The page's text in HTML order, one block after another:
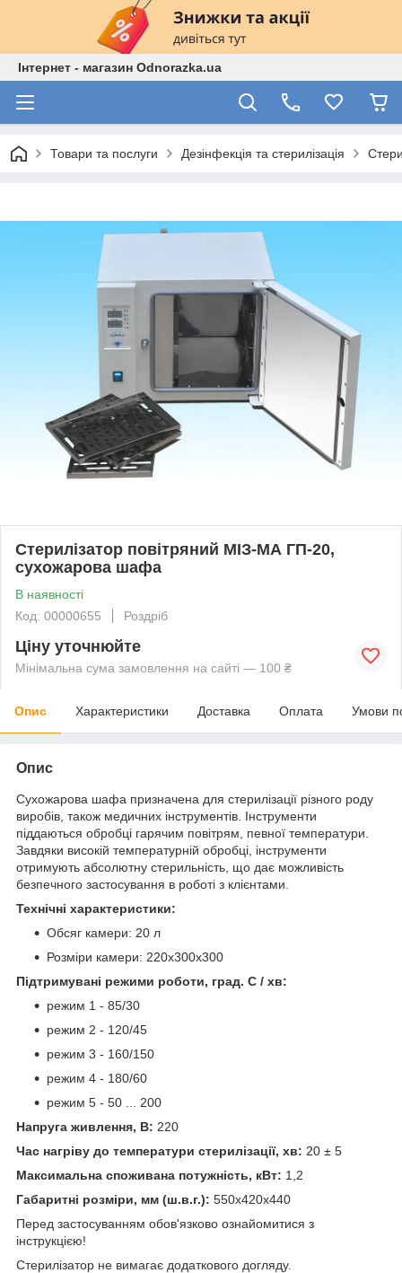
Інтернет - магазин Odnorazka.ua
Товари та послуги Дезінфекція та стерилізація
Стерилізатор повітряний МІЗ-МА ГП-20,
сухожарова шафа
В наявності
Код: 00000655
Роздріб
Ціну уточнюйте
Мінімальна сума замовлення на сайті — 100 ₴
Опис Характеристики Доставка Оплата Умови
Опис
Сухожарова шафа призначена для стерилізації різного роду
виробів, також медичних інструментів. Інструменти
піддаються обробці гарячим повітрям, певної температури.
Завдяки високій температурній обробці, інструменти
отримують абсолютну стерильність, що дає можливість
безпечного застосування в роботі з клієнтами.
Технічні характеристики:
Обсяг камери: 20 л
Розміри камери: 220х300х300
Підтримувані режими роботи, град. С / хв:
режим 1 - 85/30
режим 2 - 120/45
режим 3 - 160/150
режим 4 - 180/60
режим 5 - 50 ... 200
Напруга живлення, В: 220
Час нагріву до температури стерилізації, хв: 20 ± 5
Максимальна споживана потужність, кВт: 1,2
Габаритні розміри, мм (ш.в.г.): 550х420х440
Перед застосуванням обов'язково ознайомитися з
інструкцією!
Стерилізатор не вимагає додаткового догляду.